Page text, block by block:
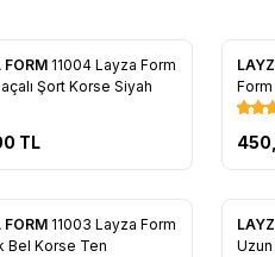
Ekle
FORM 11004 Layza Form
Şort Korse Siyah
TL
Form
Ekle
FORM 11003 Layza Form
Bel Korse Ten
Uzun